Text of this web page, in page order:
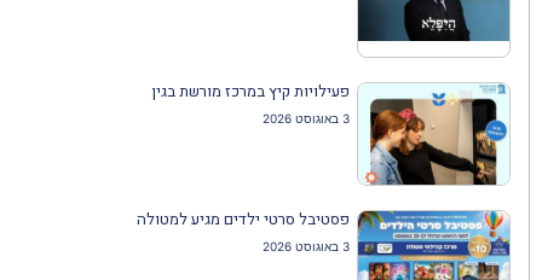
פעילויות קיץ במרכז מורשת בגין
3 באוגוסט 2026
פסטיבל סרטי ילדים מגיע למטולה
3 באוגוסט 2026